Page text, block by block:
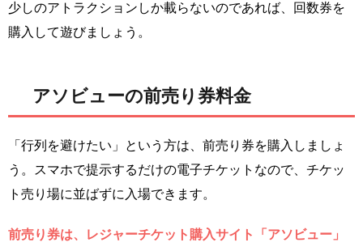
少しのアトラクションしか載らないのであれば、回数券を
購入して遊びましょう。
アソビューの前売り券料金
「行列を避けたい」という方は、前売り券を購入しましょ
う。スマホで提示するだけの電子チケットなので、チケッ
ト売り場に並ばずに入場できます。
前売り券は、レジャーチケット購入サイト「アソビュー」